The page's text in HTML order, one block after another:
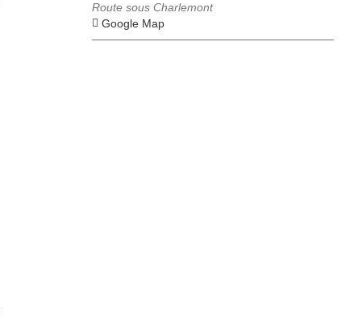
Route sous Charlemont
+ Google Map